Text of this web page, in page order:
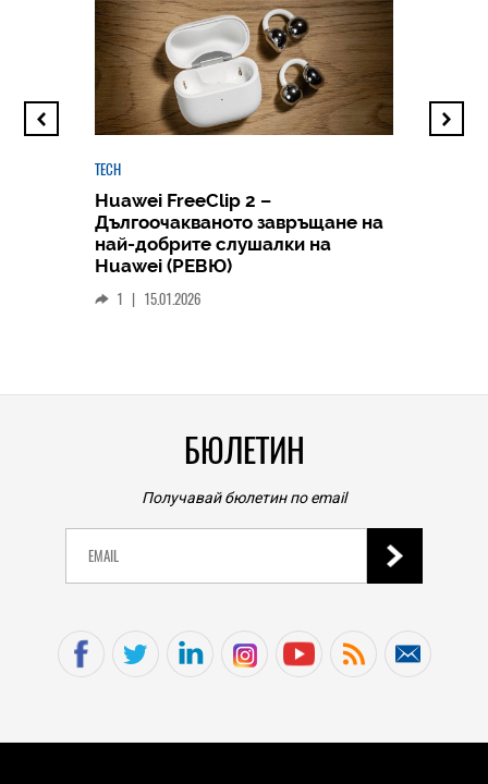
TECH
Huawei FreeClip 2 –
Дългоочакваното завръщане на
най-добрите слушалки на
Huawei (РЕВЮ)
1 | 15.01.2026
БЮЛЕТИН
Получавай бюлетин по email